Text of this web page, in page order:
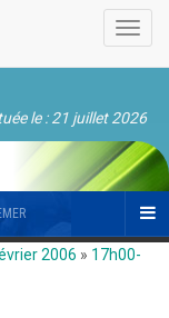
le : 21 juillet 2026
2006 » 17h00-